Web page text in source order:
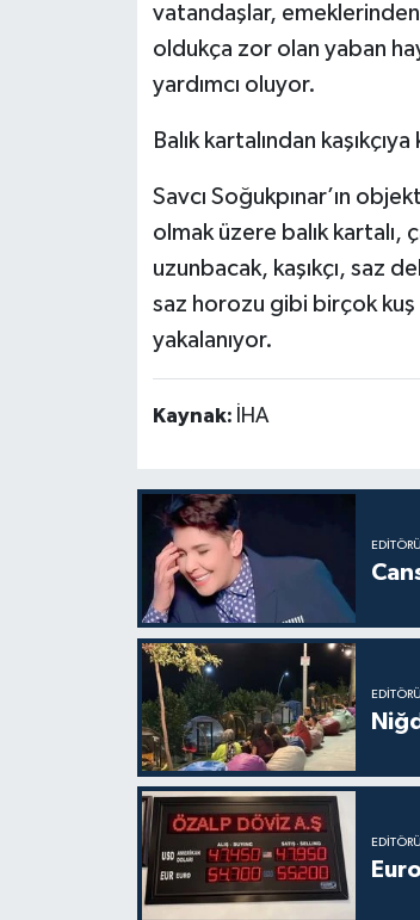
vatandaşlar,
oldukça zor olan yaban
yardımcı oluyor.
Balık kartalından
Savcı Soğukpınar’ın
olmak üzere balık kartalı,
uzunbacak, kaşıkçı, saz
saz horozu gibi birçok kuş
yakalanıyor.
Kaynak: İHA